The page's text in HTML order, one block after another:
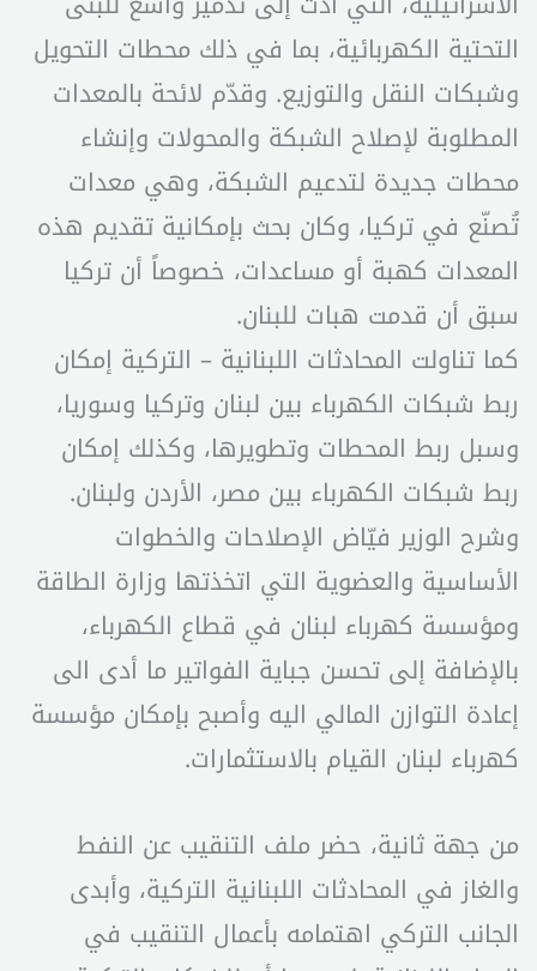
التحتية الكهربائية، بما في ذلك محطات التحويل
وشبكات النقل والتوزيع. وقدّم لائحة بالمعدات
المطلوبة لإصلاح الشبكة والمحولات وإنشاء
محطات جديدة لتدعيم الشبكة، وهي معدات
تُصنّع في تركيا، وكان بحث بإمكانية تقديم هذه
المعدات كهبة أو مساعدات، خصوصاً أن تركيا
سبق أن قدمت هبات للبنان.
كما تناولت المحادثات اللبنانية – التركية إمكان
ربط شبكات الكهرباء بين لبنان وتركيا وسوريا،
وسبل ربط المحطات وتطويرها، وكذلك إمكان
ربط شبكات الكهرباء بين مصر، الأردن ولبنان.
وشرح الوزير فيّاض الإصلاحات والخطوات
الأساسية والعضوية التي اتخذتها وزارة الطاقة
ومؤسسة كهرباء لبنان في قطاع الكهرباء،
بالإضافة إلى تحسن جباية الفواتير ما أدى الى
إعادة التوازن المالي اليه وأصبح بإمكان مؤسسة
كهرباء لبنان القيام بالاستثمارات.
من جهة ثانية، حضر ملف التنقيب عن النفط
والغاز في المحادثات اللبنانية التركية، وأبدى
الجانب التركي اهتمامه بأعمال التنقيب في